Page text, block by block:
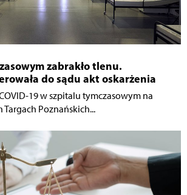
zabrakło tlenu.
do sądu akt oskarżenia
19 w szpitalu tymczasowym na
Poznańskich...